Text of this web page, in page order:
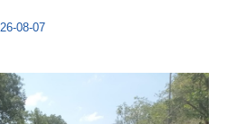
08-07